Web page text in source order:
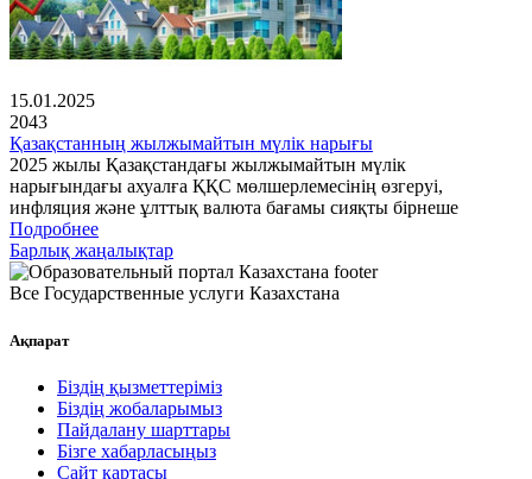
15.01.2025
2043
Қазақстанның жылжымайтын мүлік нарығы
2025 жылы Қазақстандағы жылжымайтын мүлік
нарығындағы ахуалға ҚҚС мөлшерлемесінің өзгеруі,
инфляция және ұлттық валюта бағамы сияқты бірнеше
Подробнее
Барлық жаңалықтар
Все Государственные услуги Казахстана
Ақпарат
Біздің қызметтеріміз
Біздің жобаларымыз
Пайдалану шарттары
Бізге хабарласыңыз
Сайт картасы